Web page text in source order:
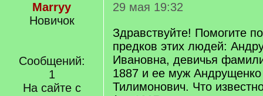
Marryy
Новичок
Сообщений:
1
На сайте с
29 мая 19:32
Здравствуйте! Помогите
предков этих людей:
Ивановна, девичья
1887 и ее муж
Тилимонович. Что